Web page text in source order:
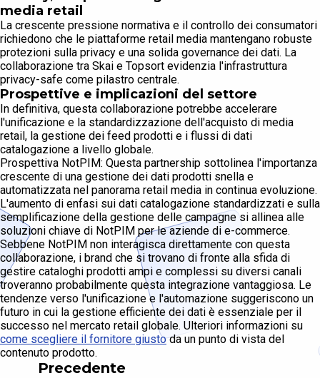
media retail
La crescente pressione normativa e il controllo dei consumatori
richiedono che le piattaforme retail media mantengano robuste
protezioni sulla privacy e una solida governance dei dati. La
collaborazione tra Skai e Topsort evidenzia l'infrastruttura
privacy-safe come pilastro centrale.
Prospettive e implicazioni del settore
In definitiva, questa collaborazione potrebbe accelerare
l'unificazione e la standardizzazione dell'acquisto di media
retail, la gestione dei feed prodotti e i flussi di dati
catalogazione a livello globale.
Prospettiva NotPIM: Questa partnership sottolinea l'importanza
crescente di una gestione dei dati prodotti snella e
automatizzata nel panorama retail media in continua evoluzione.
L'aumento di enfasi sui dati catalogazione standardizzati e sulla
semplificazione della gestione delle campagne si allinea alle
soluzioni chiave di NotPIM per le aziende di e-commerce.
Sebbene NotPIM non interagisca direttamente con questa
collaborazione, i brand che si trovano di fronte alla sfida di
gestire cataloghi prodotti ampi e complessi su diversi canali
troveranno probabilmente questa integrazione vantaggiosa. Le
tendenze verso l'unificazione e l'automazione suggeriscono un
futuro in cui la gestione efficiente dei dati è essenziale per il
successo nel mercato retail globale. Ulteriori informazioni su
come scegliere il fornitore giustoda un punto di vista del
contenuto prodotto.
Precedente